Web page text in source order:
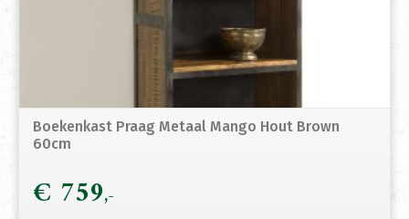
Boekenkast Praag Metaal Mango Hout Brown
60cm
€ 759